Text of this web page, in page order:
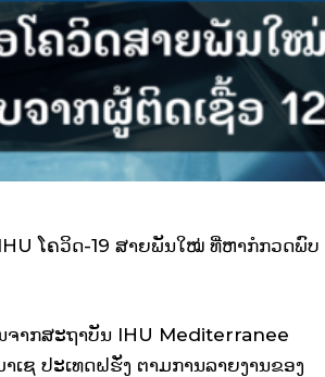
ໂຄວິດ-19 ສາຍພັນໃໝ່ ທີ່ຫາກໍກວດພົບ
ຈາກສະຖາບັນ IHU Mediterranee
ເຊ ປະເທດຝຮັ່ງ ຕາມການລາຍງານຂອງ